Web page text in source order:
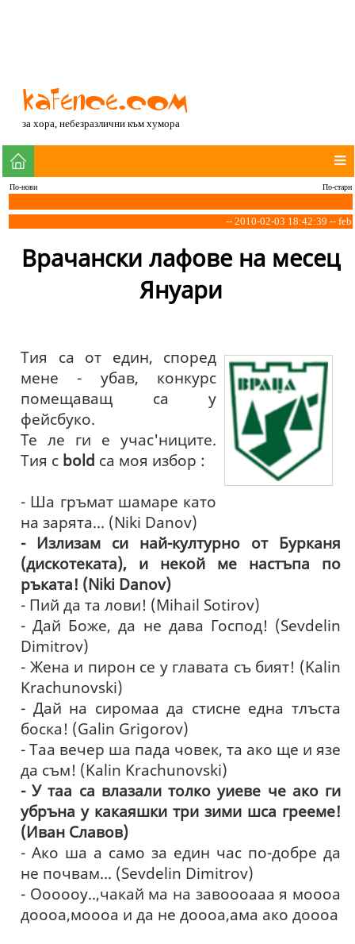
за хора, небезразлични към хумора
По-нови По-стари
-- 2010-02-03 18:42:39 -- feb
Врачански лафове на месец
Януари
Тия са от един, според
мене - убав, конкурс
помещаващ са у
фейсбуко.
Те ле ги е учас'ниците.
Тия с bold са моя избор :
- Ша гръмат шамаре като
на зарята... (Niki Danov)
- Излизам си най-културно от Бурканя
(дискотеката), и некой ме настъпа по
ръката! (Niki Danov)
- Пий да та лови! (Mihail Sotirov)
- Дай Боже, да не дава Господ! (Sevdelin
Dimitrov)
- Жена и пирон се у главата съ бият! (Kalin
Krachunovski)
- Дай на сиромаа да стисне една тлъста
боска! (Galin Grigorov)
- Таа вечер ша пада човек, та ако ще и язе
да съм! (Kalin Krachunovski)
- У таа са влазали толко уиеве че ако ги
убръна у какаяшки три зими шса грееме!
(Иван Славов)
- Ако ша а само за един час по-добре да
не почвам... (Sevdelin Dimitrov)
- Оооооу..,чакай ма на завоооааа я моооа
доооа,моооа и да не доооа,ама ако доооа